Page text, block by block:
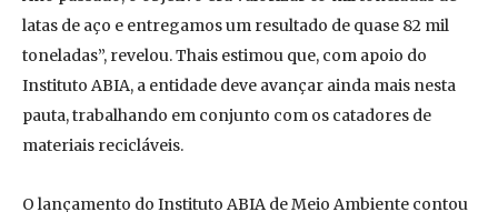
latas de aço e entregamos um resultado de quase 82 mil
toneladas”, revelou. Thais estimou que, com apoio do
Instituto ABIA, a entidade deve avançar ainda mais nesta
pauta, trabalhando em conjunto com os catadores de
materiais recicláveis.
O lançamento do Instituto ABIA de Meio Ambiente contou